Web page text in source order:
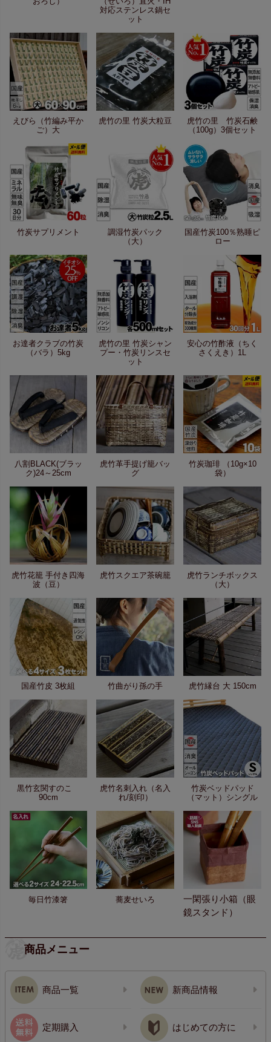
対応ステンレス鍋セ
ット
えびら（竹編み平か
ご）大
虎竹の里 竹炭大粒豆
虎竹の里 竹炭石鹸
（100g）3個セット
竹炭サプリメント
調湿竹炭パック
（大）
国産竹炭100％熟睡ピ
ロー
お達者クラブの竹炭
（バラ）5kg
虎竹の里 竹炭シャン
プー・竹炭リンスセ
ット
安心の竹酢液（ちく
さくえき）1L
八割BLACK(ブラッ
ク)24～25cm
虎竹革手提げ籠バッ
グ
竹炭珈琲 （10g×10
袋）
虎竹花籠 手付き四海
波（豆）
虎竹スクエア茶碗籠
虎竹ランチボックス
（大）
国産竹皮 3枚組 竹曲がり孫の手 虎竹縁台 大 150cm
黒竹玄関すのこ
90cm
虎竹名刺入れ（名入
れ/刻印）
竹炭ベッドパッド
（マット）シングル
毎日竹漆箸 蕎麦せいろ
一閑張り小箱（眼
鏡スタンド）
商品メニュー
商品一覧 新商品情報
定期購入 はじめての方に